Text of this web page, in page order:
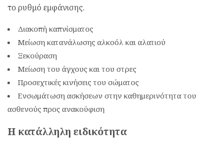
το ρυθμό εμφάνισης.
Διακοπή καπνίσματος
Μείωση κατανάλωσης αλκοόλ και αλατιού
Ξεκούραση
Μείωση του άγχους και του στρες
Προσεχτικές κινήσεις του σώματος
Ενσωμάτωση ασκήσεων στην καθημερινότητα του
ασθενούς προς ανακούφιση
Η κατάλληλη ειδικότητα